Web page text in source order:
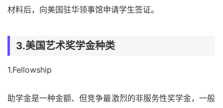
材料后，向美国驻华领事馆申请学生签证。
3.美国艺术奖学金种类
1.Fellowship
助学金是一种金额、但竞争最激烈的非服务性奖学金，一般